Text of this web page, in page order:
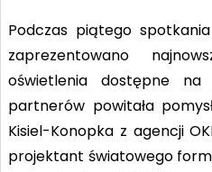
Podczas piątego
zaprezentowano
oświetlenia dostępne
partnerów powitała
Kisiel-Konopka z agencji
projektant światowego